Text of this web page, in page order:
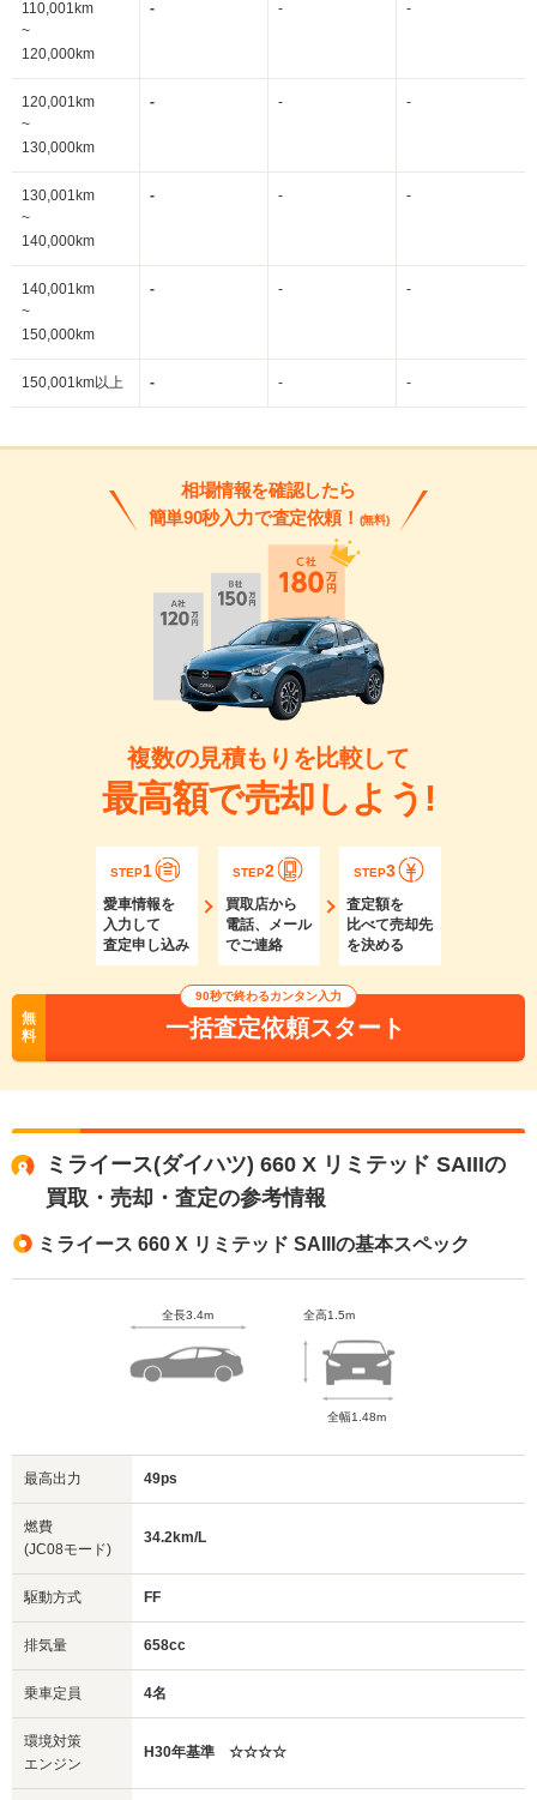
110,001km
~
120,000km
- - -
120,001km
~
130,000km
- - -
130,001km
~
140,000km
- - -
140,001km
~
150,000km
- - -
150,001km以上 - - -
相場情報を確認したら
簡単90秒入力で査定依頼！ (無料)
複数の見積もりを比較して
最高額で売却しよう!
STEP1
愛車情報を
入力して
査定申し込み
STEP2
買取店から
電話、メール
でご連絡
STEP3
査定額を
比べて売却先
を決める
無
料
90秒で終わるカンタン入力
一括査定依頼スタート
ミライース(ダイハツ) 660 X リミテッド SAIIIの
買取・売却・査定の参考情報
ミライース 660 X リミテッド SAIIIの基本スペック
全長3.4m 全高1.5m
全幅1.48m
最高出力 49ps
燃費
(JC08モード)
34.2km/L
駆動方式 FF
排気量 658cc
乗車定員 4名
環境対策
エンジン
H30年基準 ☆☆☆☆